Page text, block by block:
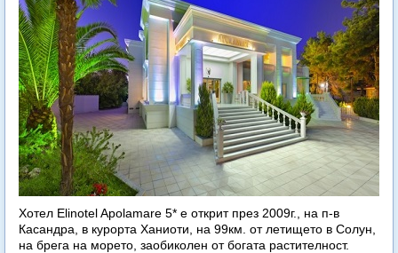
Хотел Elinotel Apolamare 5* е открит през 2009г., на п-в
Касандра, в курорта Ханиоти, на 99км. от летището в Солун,
на брега на морето, заобиколен от богата растителност.